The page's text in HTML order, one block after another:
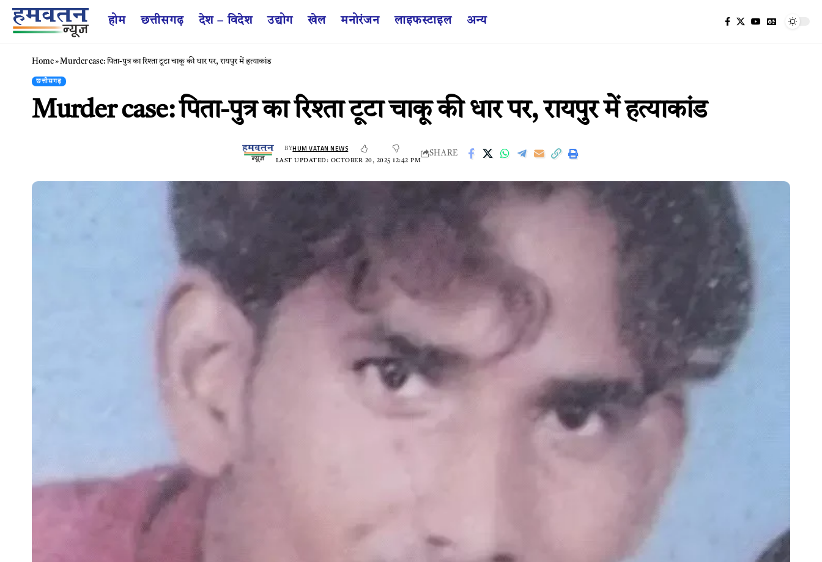
होम छत्तीसगढ़ देश – विदेश उद्योग खेल मनोरंजन लाइफस्टाइल अन्य
Home» Murder case: पिता-पुत्र का रिश्ता टूटा चाकू की धार पर, रायपुर में हत्याकांड
छत्तीसगढ़
Murder case: पिता-पुत्र का रिश्ता टूटा चाकू की धार पर, रायपुर में हत्याकांड
LAST UPDATED: OCTOBER 20, 2025 12:42 PM
BYHUM VATAN NEWS
SHARE